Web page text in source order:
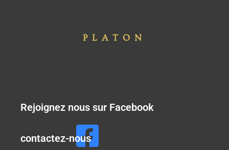
PLATON
Rejoignez nous sur Facebook
contactez-nous